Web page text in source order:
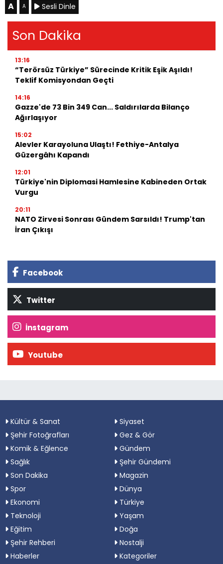
A A Sesli Dinle
Son Dakika
13:16
“Terörsüz Türkiye” Sürecinde Kritik Eşik Aşıldı!
Teklif Komisyondan Geçti
14:16
Gazze'de 73 Bin 349 Can... Saldırılarda Bilanço
Ağırlaşıyor
15:02
Alevler Karayoluna Ulaştı! Fethiye-Antalya
Güzergâhı Kapandı
12:01
Türkiye'nin Diplomasi Hamlesine Kabineden Ortak
Vurgu
20:11
NATO Zirvesi Sonrası Gündem Sarsıldı! Trump'tan
İran Çıkışı
Facebook
Twitter
İnstagram
Youtube
Kültür & Sanat
Siyaset
Şehir Fotoğrafları
Gez & Gör
Komik & Eğlence
Gündem
Sağlık
Şehir Gündemi
Son Dakika
Magazin
Spor
Dünya
Ekonomi
Türkiye
Teknoloji
Yaşam
Eğitim
Doğa
Şehir Rehberi
Nostalji
Haberler
Kategoriler